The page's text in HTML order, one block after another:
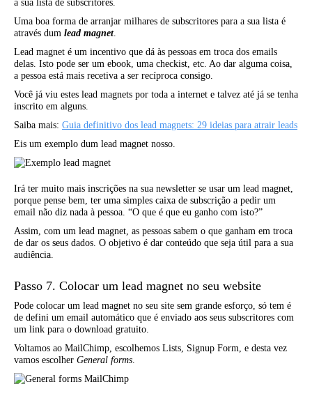
a sua lista de subscritores.
Uma boa forma de arranjar milhares de subscritores para a sua lista é
através dum lead magnet.
Lead magnet é um incentivo que dá às pessoas em troca dos emails
delas. Isto pode ser um ebook, uma checkist, etc. Ao dar alguma coisa,
a pessoa está mais recetiva a ser recíproca consigo.
Você já viu estes lead magnets por toda a internet e talvez até já se tenha
inscrito em alguns.
Saiba mais: Guia definitivo dos lead magnets: 29 ideias para atrair leads
Eis um exemplo dum lead magnet nosso.
Irá ter muito mais inscrições na sua newsletter se usar um lead magnet,
porque pense bem, ter uma simples caixa de subscrição a pedir um
email não diz nada à pessoa. “O que é que eu ganho com isto?”
Assim, com um lead magnet, as pessoas sabem o que ganham em troca
de dar os seus dados. O objetivo é dar conteúdo que seja útil para a sua
audiência.
Passo 7. Colocar um lead magnet no seu website
Pode colocar um lead magnet no seu site sem grande esforço, só tem é
de defini um email automático que é enviado aos seus subscritores com
um link para o download gratuito.
Voltamos ao MailChimp, escolhemos Lists, Signup Form, e desta vez
vamos escolher General forms